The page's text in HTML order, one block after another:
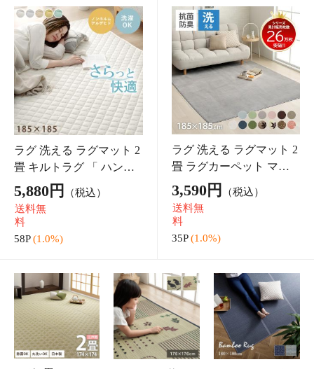
マットレス シングル 三つ
折り 高反発 10cm マット
レス プロファイル 3つ折
り 厚さ10cm 体圧分散性 S
高反発マットレス 高反発
7,900円
送料無
料
枕 西川 まくら ホテル 洗
える 「 西川 ホテルテイ
スト マシュマロタッチ枕
」 43×63cm もちもち ふ
わふわ ボリューム ウォ
（税込）
送料無
敷きパッド シン
グル 洗える 「 ワ
ッフル敷パッド
」 抗菌防臭 吸水
速乾 オールシー
ズン 新生活 年中
1,520円 （税込）
15P (1.0%)
タオルケット シ
ングル 綿100％ 西
川 約140×190cm
肌掛け 布団 コッ
トン 洗える 無地
夏用 オールシー
5,870円 （税込）
58P (1.0%)
枕カバー のびの
び タオル地 西川
ミッフィー まく
らカバー 「 西川
のびのびタオルピ
ローケース miffy
2,590円 （税込）
25P (1.0%)